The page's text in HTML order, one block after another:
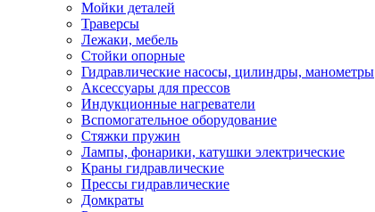
Мойки деталей
Траверсы
Лежаки, мебель
Стойки опорные
Гидравлические насосы, цилиндры, манометры
Аксессуары для прессов
Индукционные нагреватели
Вспомогательное оборудование
Стяжки пружин
Лампы, фонарики, катушки электрические
Краны гидравлические
Прессы гидравлические
Домкраты